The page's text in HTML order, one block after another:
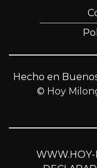
Hecho en
© Hoy
WWW.HOY-